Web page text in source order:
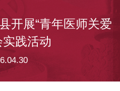
开展“青年医师关爱
实践活动